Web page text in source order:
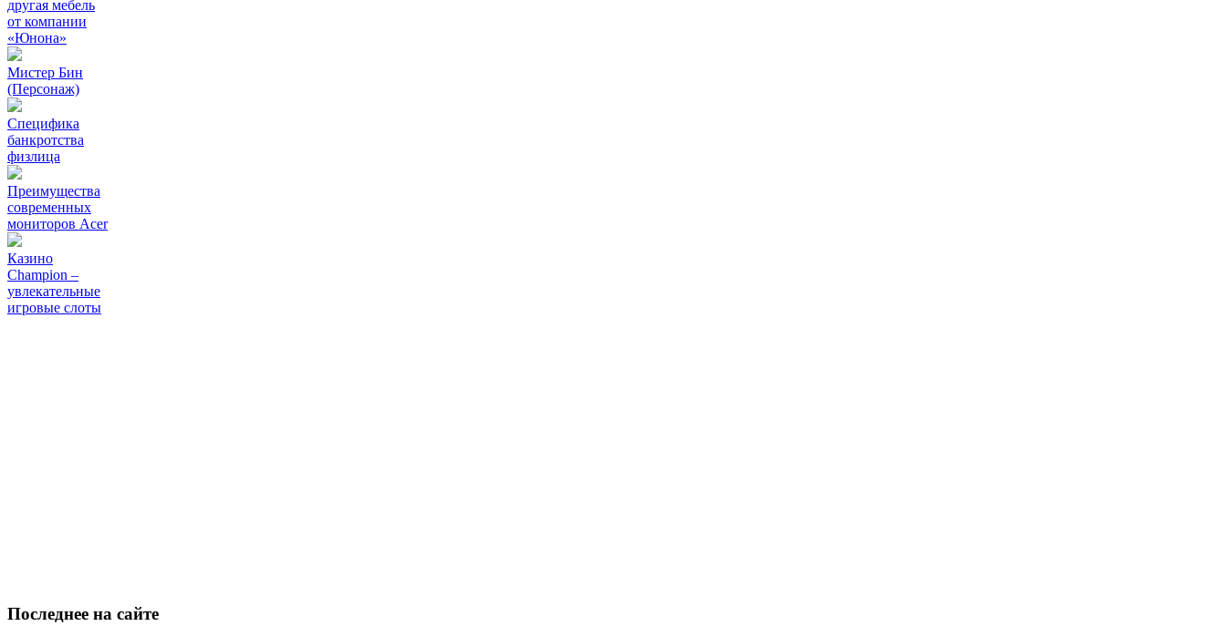
другая мебель
от компании
«Юнона»
Мистер Бин
(Персонаж)
Специфика
банкротства
физлица
Преимущества
современных
мониторов Acer
Казино
Champion –
увлекательные
игровые слоты
Последнее на сайте